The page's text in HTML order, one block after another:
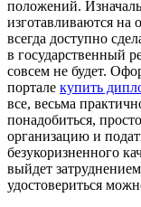
положений.
изготавливаются на
всегда доступно
в государственный
совсем не будет.
портале купить
все, весьма
понадобиться,
организацию и
безукоризненного
выйдет
удостовериться